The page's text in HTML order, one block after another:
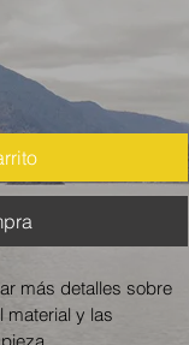
más detalles sobre
material y las